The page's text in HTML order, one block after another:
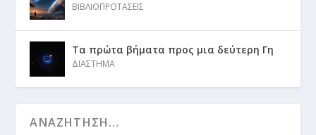
ΒΙΒΛΙΟΠΡΟΤΑΣΕΙΣ
Τα πρώτα βήματα προς μια δεύτερη Γη
ΔΙΑΣΤΗΜΑ